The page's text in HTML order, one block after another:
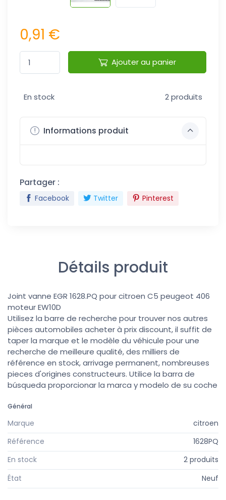
0,91 €
Ajouter au panier
En stock 2 produits
Informations produit
Partager :
Facebook Twitter Pinterest
Détails produit
Joint vanne EGR 1628.PQ pour citroen C5 peugeot 406
moteur EW10D
Utilisez la barre de recherche pour trouver nos autres
pièces automobiles acheter à prix discount, il suffit de
taper la marque et le modèle du véhicule pour une
recherche de meilleure qualité, des milliers de
référence en stock, arrivage permanent, nombreuses
pieces d'origines constructeurs. Utilice la barra de
búsqueda proporcionar la marca y modelo de su coche
Général
Marque
citroen
Référence
1628PQ
En stock
2 produits
État
Neuf